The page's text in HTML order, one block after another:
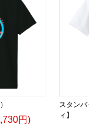
円)
スタン
ィ】